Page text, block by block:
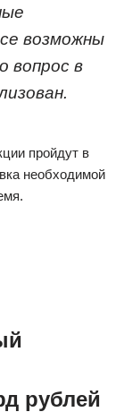
возможны
вопрос в
пройдут в
необходимой
рублей